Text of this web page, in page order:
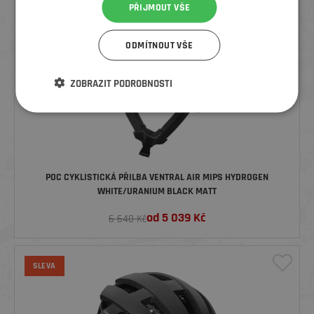
POC CYKLISTICKÁ PŘILBA VENTRAL AIR MIPS HYDROGEN
WHITE/URANIUM BLACK MATT
6 640 Kčod 5 039 Kč
SLEVA
PŘIJMOUT VŠE
ODMÍTNOUT VŠE
ZOBRAZIT PODROBNOSTI